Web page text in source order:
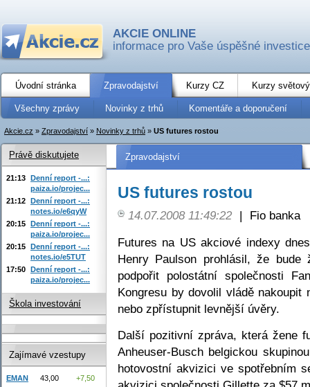
AKCIE ONLINE
informace pro Vaše úspěšné investice
Úvodní stránka Zpravodajství Kurzy CZ Kurzy
Všechny zprávy Novinky z trhů Komentáře a doporučení
Akcie.cz » Zpravodajství » Novinky z trhů » US futures rostou
Zpravodajství
US futures rostou
14.07.2008 11:49:22 |
Fio banka
Futures na US akciové indexy
Henry Paulson prohlásil, že bude
podpořit polostátní společnosti
Kongresu by dovolil vládě nakoupit
nebo zpřístupnit levnější úvěry.
Další pozitivní zpráva, která žene
Anheuser-Busch belgickou
hotovostní akvizici ve spotřebním
Právě diskutujete
21:13 Denní report -...:
paiza.io/projec...
21:12 Denní report -...:
notes.io/e6qyW
20:15 Denní report -...:
paiza.io/projec...
20:15 Denní report -...:
notes.io/e5TUT
17:50 Denní report -...:
paiza.io/projec...
Škola investování
Zajímavé vzestupy
EMAN 43,00
+7,50